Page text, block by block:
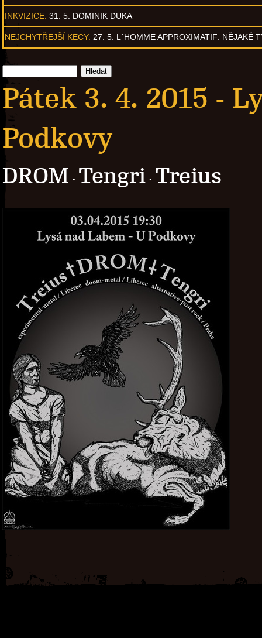
INKVIZICE: 31. 5. DOMINIK DUKA
NEJCHYTŘEJŠÍ KECY: 27. 5. L´HOMME APPROXIMATIF: NĚJAKÉ
Pátek 3. 4. 2015 -
Podkovy
DROM · Tengri · Treius